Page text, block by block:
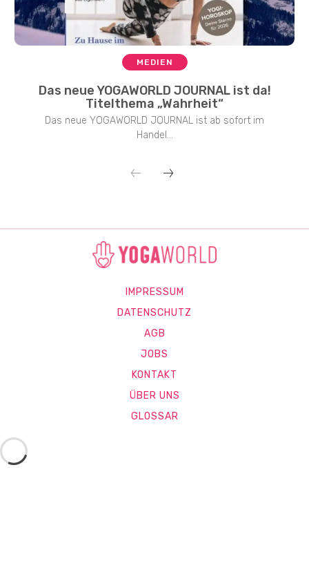
MEDIEN
Das neue YOGAWORLD JOURNAL ist da!
Titelthema „Wahrheit“
Das neue YOGAWORLD JOURNAL ist ab sofort im
Handel...
IMPRESSUM
DATENSCHUTZ
AGB
JOBS
KONTAKT
ÜBER UNS
GLOSSAR